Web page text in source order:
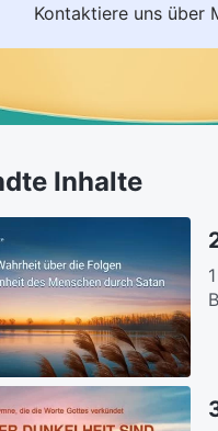
Kontaktiere uns über
Inhalte